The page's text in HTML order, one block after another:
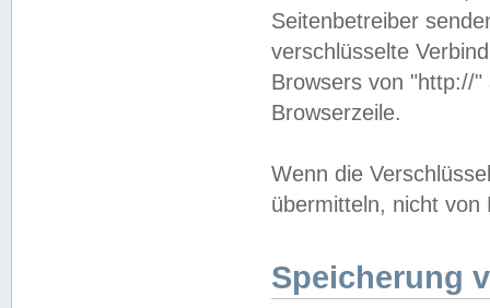
Seitenbetreiber
verschlüsselte
Browsers von "http://
Browserzeile.
Wenn die
übermitteln, nicht von
Speicherung